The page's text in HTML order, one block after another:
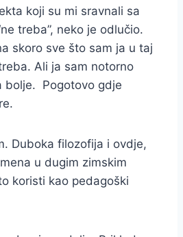
koji su mi sravnali sa
treba”, neko je odlučio.
skoro sve što sam ja u taj
Ali ja sam notorno
bolje. Pogotovo gdje
Duboka filozofija i ovdje,
u dugim zimskim
koristi kao pedagoški